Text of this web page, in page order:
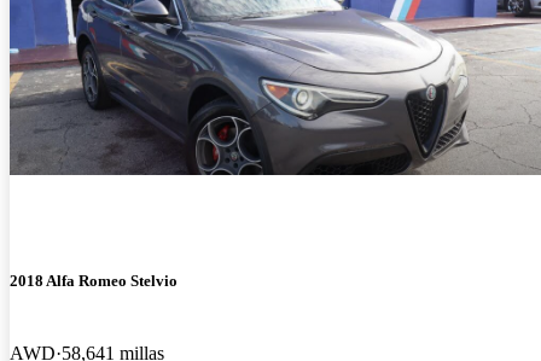
2018 Alfa Romeo Stelvio
AWD 58,641 millas